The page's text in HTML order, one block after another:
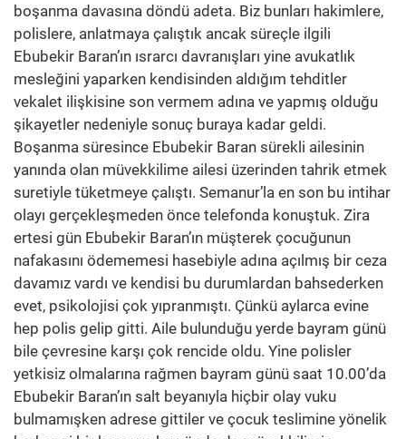
boşanma davasına döndü adeta. Biz bunları hakimlere,
polislere, anlatmaya çalıştık ancak süreçle ilgili
Ebubekir Baran’ın ısrarcı davranışları yine avukatlık
mesleğini yaparken kendisinden aldığım tehditler
vekalet ilişkisine son vermem adına ve yapmış olduğu
şikayetler nedeniyle sonuç buraya kadar geldi.
Boşanma süresince Ebubekir Baran sürekli ailesinin
yanında olan müvekkilime ailesi üzerinden tahrik etmek
suretiyle tüketmeye çalıştı. Semanur’la en son bu intihar
olayı gerçekleşmeden önce telefonda konuştuk. Zira
ertesi gün Ebubekir Baran’ın müşterek çocuğunun
nafakasını ödememesi hasebiyle adına açılmış bir ceza
davamız vardı ve kendisi bu durumlardan bahsederken
evet, psikolojisi çok yıpranmıştı. Çünkü aylarca evine
hep polis gelip gitti. Aile bulunduğu yerde bayram günü
bile çevresine karşı çok rencide oldu. Yine polisler
yetkisiz olmalarına rağmen bayram günü saat 10.00’da
Ebubekir Baran’ın salt beyanıyla hiçbir olay vuku
bulmamışken adrese gittiler ve çocuk teslimine yönelik